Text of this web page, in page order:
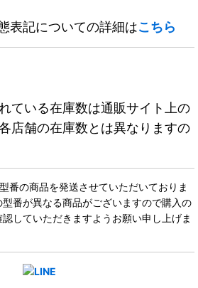
表記についての詳細はこちら
ている在庫数は通販サイト上の
店舗の在庫数とは異なりますの
番の商品を発送させていただいておりま
番が異なる商品がございますので購入の
していただきますようお願い申し上げま